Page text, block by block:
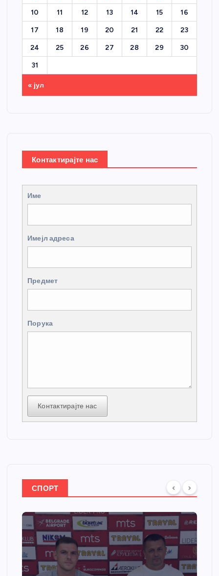
10 11 12 13 14 15 16
17 18 19 20 21 22 23
24 25 26 27 28 29 30
31
« јул
Контактирајте нас
Име
Имејл адреса
Предмет
Порука
Контактирајте нас
СПОРТ